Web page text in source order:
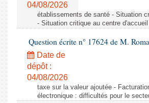
04/08/2026
établissements de santé - Situation
- Situation critique au centre
Question écrite n° 17624 de M.
Date de
dépôt :
04/08/2026
taxe sur la valeur ajoutée -
électronique : difficultés pour le